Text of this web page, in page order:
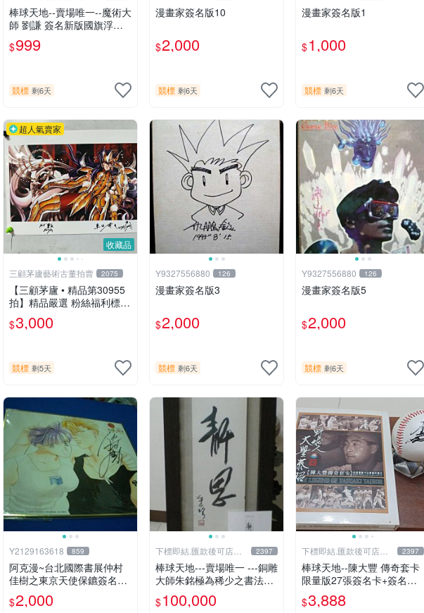
店關於我
棒球天地--賣場唯一--魔術大
師 劉謙 簽名新版國旗浮雕
球.字跡漂亮
$999
競標 剩6天
漫畫家簽名版10
$2,000
競標 剩6天
漫畫家簽名版1
$1,000
競標 剩6天
收藏品
超人氣賣家
三顧茅廬藝術古董拍賣 2075
【三顧茅廬 • 精品第30955
拍】精品嚴選 粉絲福利標
日本動漫大師 車田正美簽名
照片《聖鬥士星矢》！ 特惠
$3,000
競標 剩5天
Y9327556880 126
漫畫家簽名版3
$2,000
競標 剩6天
Y9327556880 126
漫畫家簽名版5
$2,000
競標 剩6天
Y2129163618 859
阿克漫~台北國際書展仲村
佳樹之東京天使保鑣簽名板
只有一張
$2,000
下標即結.匯款後可店到
店關於我
2397
棒球天地---賣場唯一 ---銅雕
大師朱銘極為稀少之書法作
品-----靜思.由慧眼藝廊出具
證明
$100,000
下標即結.匯款後可店到
店關於我
2397
棒球天地--陳大豐 傳奇套卡
限量版27張簽名卡+簽名球.
字跡漂亮超稀少
$3,888